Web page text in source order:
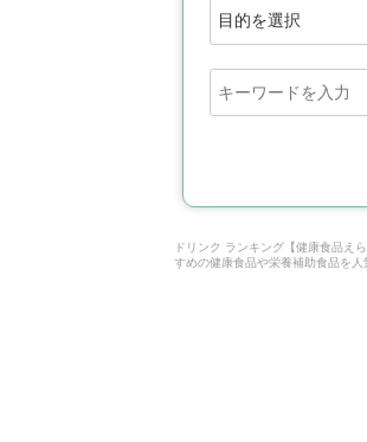
ドリンク ランキング【健康食品え
すめの健康食品や栄養補助食品を人